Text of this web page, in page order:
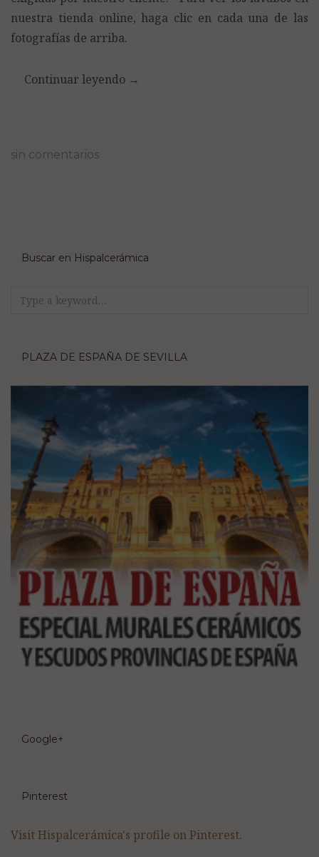
nuestra tienda online, haga clic en cada una de las
fotografías de arriba.
Continuar leyendo →
sin comentarios
Buscar en Hispalcerámica
Search
PLAZA DE ESPAÑA DE SEVILLA
Google+
Pinterest
Visit Hispalcerámica's profile on Pinterest.